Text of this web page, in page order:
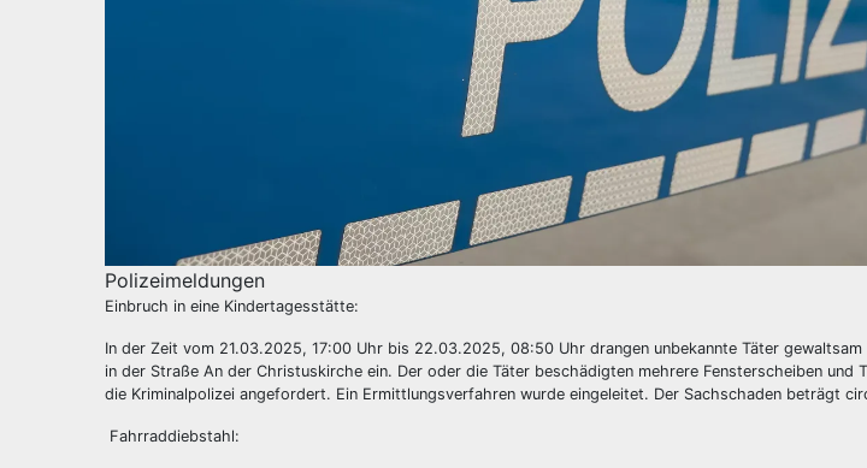
Polizeimeldungen
Einbruch in eine Kindertagesstätte:
In der Zeit vom 21.03.2025, 17:00 Uhr bis 22.03.2025, 08:50 Uhr drangen unbekannte Täter
in der Straße An der Christuskirche ein. Der oder die Täter beschädigten mehrere Fensterscheiben und
die Kriminalpolizei angefordert. Ein Ermittlungsverfahren wurde eingeleitet. Der Sachschaden beträgt
Fahrraddiebstahl: